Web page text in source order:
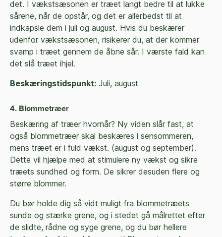
det. I vækstsæsonen er træet langt bedre til at lukke
sårene, når de opstår, og det er allerbedst til at
indkapsle dem i juli og august. Hvis du beskærer
udenfor vækstsæsonen, risikerer du, at der kommer
svamp i træet gennem de åbne sår. I værste fald kan
det slå træet ihjel.
Beskæringstidspunkt: Juli, august
4. Blommetræer
Beskæring af træer hvornår? Ny viden slår fast, at
også blommetræer skal beskæres i sensommeren,
mens træet er i fuld vækst. (august og september).
Dette vil hjælpe med at stimulere ny vækst og sikre
træets sundhed og form. De sikrer desuden flere og
større blommer.
Du bør holde dig så vidt muligt fra blommetræets
sunde og stærke grene, og i stedet gå målrettet efter
de slidte, rådne og syge grene, og du bør hellere